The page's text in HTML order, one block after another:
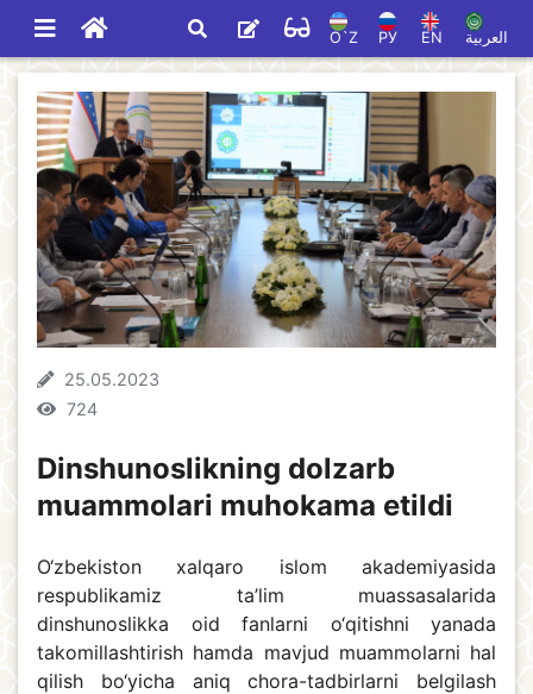
O`Z РУ EN العربية
25.05.2023
724
Dinshunoslikning dolzarb
muammolari muhokama etildi
O‘zbekiston xalqaro islom akademiyasida
respublikamiz ta’lim muassasalarida
dinshunoslikka oid fanlarni o‘qitishni yanada
takomillashtirish hamda mavjud muammolarni hal
qilish bo‘yicha aniq chora-tadbirlarni belgilash